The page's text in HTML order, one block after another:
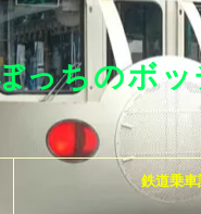
っちのボ
鉄道乗車